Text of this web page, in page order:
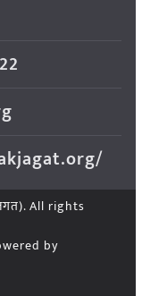
. All rights
by